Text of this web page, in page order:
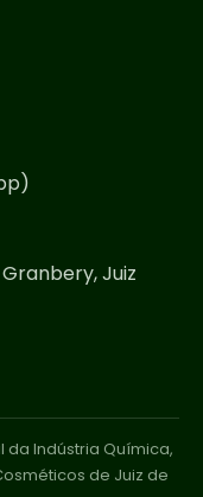
Juiz
da Indústria Química,
de Juiz de